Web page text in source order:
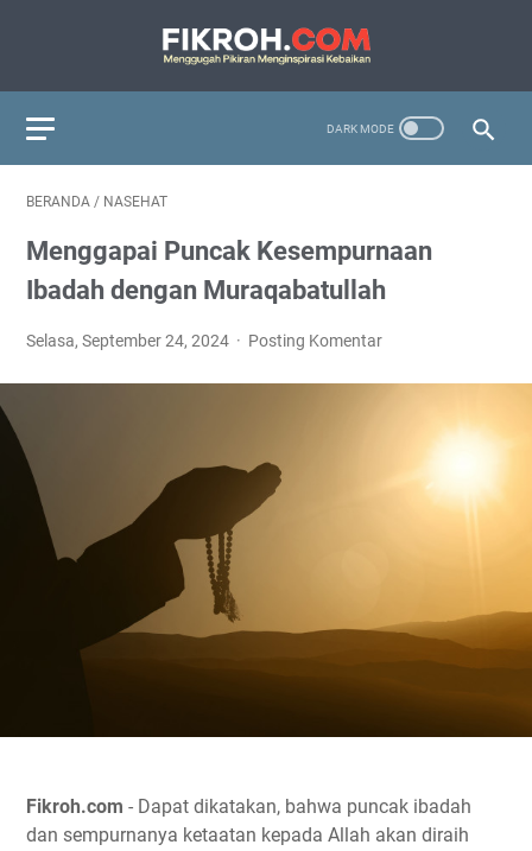
BERANDA / NASEHAT
Menggapai Puncak Kesempurnaan
Ibadah dengan Muraqabatullah
Selasa, September 24, 2024 Posting Komentar
Fikroh.com - Dapat dikatakan, bahwa puncak ibadah
dan sempurnanya ketaatan kepada Allah akan diraih